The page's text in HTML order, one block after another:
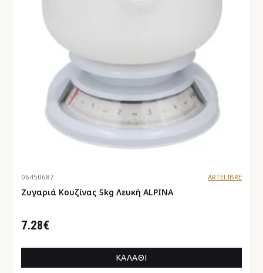
06450687 ARTELIBRE
Ζυγαριά Κουζίνας 5kg Λευκή ALPINA
7.28€
ΚΑΛΆΘΙ